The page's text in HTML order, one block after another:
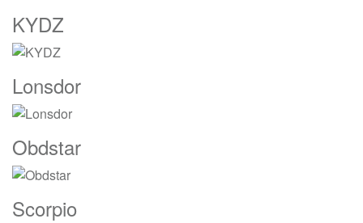
KYDZ
Lonsdor
Obdstar
Scorpio